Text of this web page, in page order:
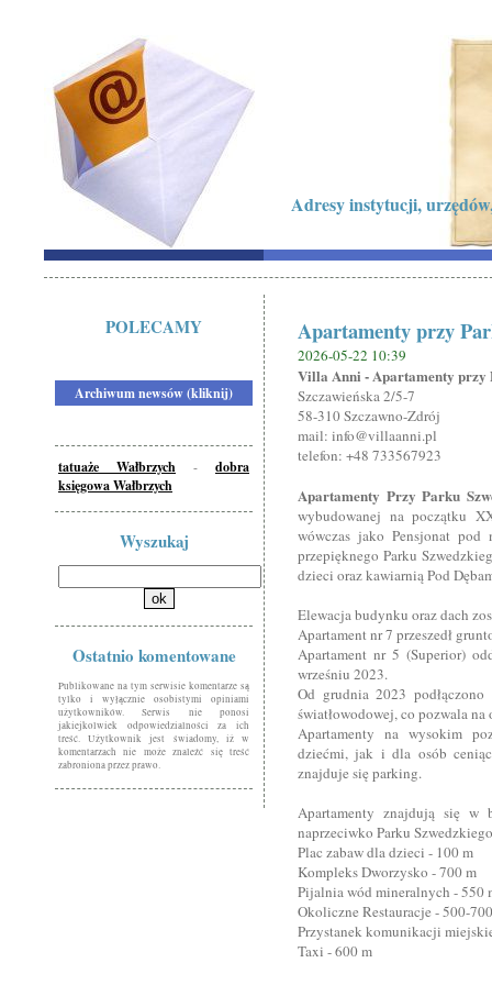
Adresy instytucji,
POLECAMY
Archiwum newsów (kliknij)
tatuaże Wałbrzych - dobra
księgowa Wałbrzych
Wyszukaj
Ostatnio komentowane
Publikowane na tym serwisie komentarze są
tylko i wyłącznie osobistymi opiniami
użytkowników. Serwis nie ponosi
jakiejkolwiek odpowiedzialności za ich
treść. Użytkownik jest świadomy, iż w
komentarzach nie może znaleźć się treść
zabroniona przez prawo.
Apartamenty przy
2026-05-22 10:39
Villa Anni - Apartamenty przy
Szczawieńska 2/5-7
58-310 Szczawno-Zdrój
mail: info@villaanni.pl
telefon: +48 733567923
Apartamenty Przy Parku
wybudowanej na początku
wówczas jako Pensjonat pod
przepięknego Parku
dzieci oraz kawiarnią Pod
Elewacja budynku oraz dach
Apartament nr 7 przeszedł
Apartament nr 5 (Superior)
wrześniu 2023.
Od grudnia 2023
światłowodowej, co pozwala
Apartamenty na wysokim
dziećmi, jak i dla osób
znajduje się parking.
Apartamenty znajdują się
naprzeciwko Parku
Plac zabaw dla dzieci - 100 m
Kompleks Dworzysko - 700 m
Pijalnia wód mineralnych - 550
Okoliczne Restauracje - 500-
Przystanek komunikacji
Taxi - 600 m